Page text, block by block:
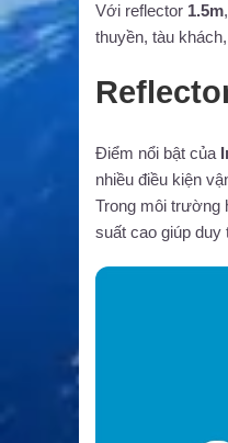
Với reflector 1.5m
thuyền, tàu
Điểm nổi bật của
nhiều điều kiện
Trong môi trường
suất cao giúp duy